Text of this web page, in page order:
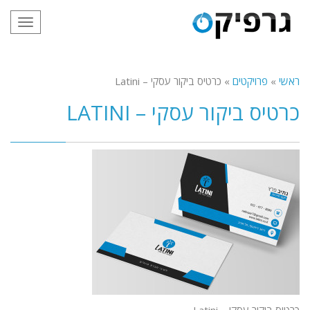
ראשי » פרויקטים » כרטיס ביקור עסקי – Latini
כרטיס ביקור עסקי – LATINI